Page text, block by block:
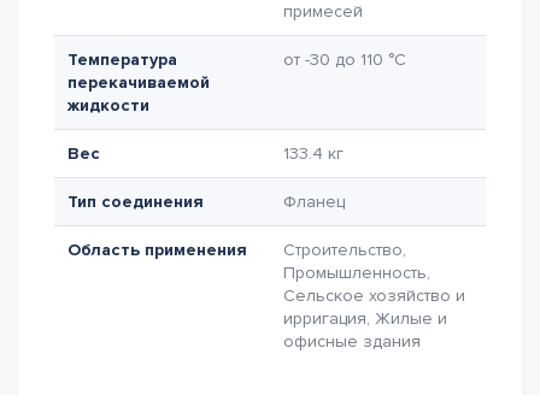
примесей
Температура
перекачиваемой
жидкости
от -30 до 110 °C
Вес 133.4 кг
Тип соединения Фланец
Область применения
Строительство,
Промышленность,
Сельское хозяйство и
ирригация, Жилые и
офисные здания